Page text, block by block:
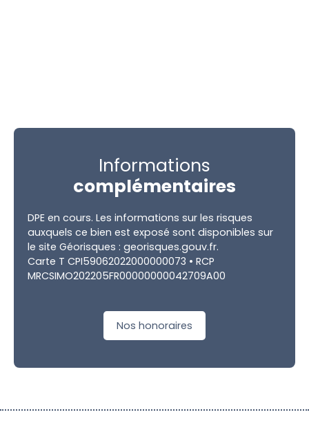
Informations
complémentaires
DPE en cours. Les informations sur les risques
auxquels ce bien est exposé sont disponibles sur
le site Géorisques : georisques.gouv.fr.
Carte T CPI59062022000000073 • RCP
MRCSIMO202205FR00000000042709A00
Nos honoraires